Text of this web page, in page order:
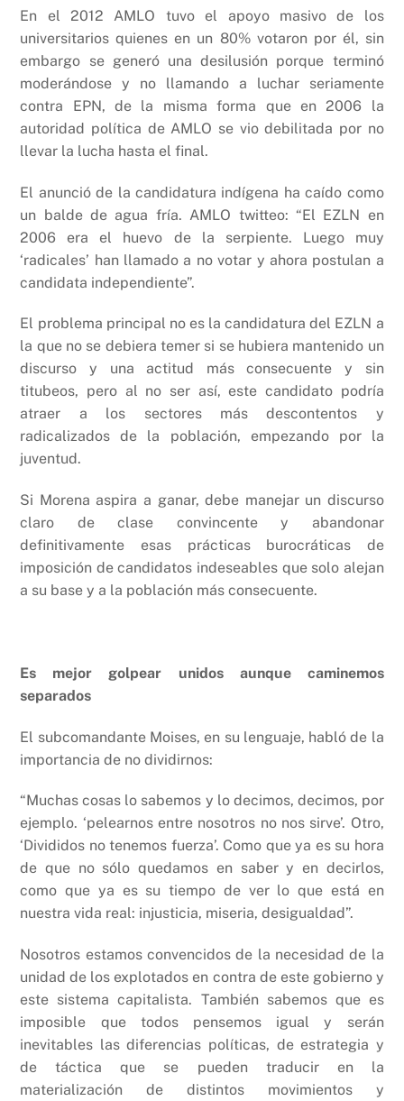
En el 2012 AMLO tuvo el apoyo masivo de los
universitarios quienes en un 80% votaron por él, sin
embargo se generó una desilusión porque terminó
moderándose y no llamando a luchar seriamente
contra EPN, de la misma forma que en 2006 la
autoridad política de AMLO se vio debilitada por no
llevar la lucha hasta el final.
El anunció de la candidatura indígena ha caído como
un balde de agua fría. AMLO twitteo: “El EZLN en
2006 era el huevo de la serpiente. Luego muy
‘radicales’ han llamado a no votar y ahora postulan a
candidata independiente”.
El problema principal no es la candidatura del EZLN a
la que no se debiera temer si se hubiera mantenido un
discurso y una actitud más consecuente y sin
titubeos, pero al no ser así, este candidato podría
atraer a los sectores más descontentos y
radicalizados de la población, empezando por la
juventud.
Si Morena aspira a ganar, debe manejar un discurso
claro de clase convincente y abandonar
definitivamente esas prácticas burocráticas de
imposición de candidatos indeseables que solo alejan
a su base y a la población más consecuente.
Es mejor golpear unidos aunque caminemos
separados
El subcomandante Moises, en su lenguaje, habló de la
importancia de no dividirnos:
“Muchas cosas lo sabemos y lo decimos, decimos, por
ejemplo. ‘pelearnos entre nosotros no nos sirve’. Otro,
‘Divididos no tenemos fuerza’. Como que ya es su hora
de que no sólo quedamos en saber y en decirlos,
como que ya es su tiempo de ver lo que está en
nuestra vida real: injusticia, miseria, desigualdad”.
Nosotros estamos convencidos de la necesidad de la
unidad de los explotados en contra de este gobierno y
este sistema capitalista. También sabemos que es
imposible que todos pensemos igual y serán
inevitables las diferencias políticas, de estrategia y
de táctica que se pueden traducir en la
materialización de distintos movimientos y